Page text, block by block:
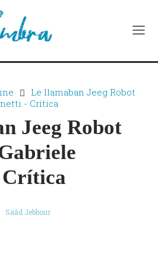
Le llamaban Jeeg Robot
- Crítica
Jeeg Robot
Saâd Jebbour